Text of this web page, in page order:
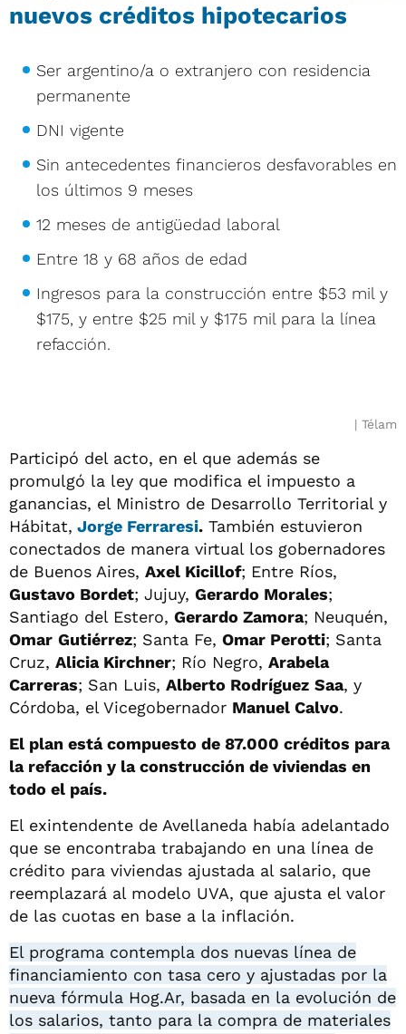
nuevos créditos hipotecarios
Ser argentino/a o extranjero con residencia
permanente
DNI vigente
Sin antecedentes financieros desfavorables en
los últimos 9 meses
12 meses de antigüedad laboral
Entre 18 y 68 años de edad
Ingresos para la construcción entre $53 mil y
$175, y entre $25 mil y $175 mil para la línea
refacción.
Télam
Participó del acto, en el que además se
promulgó la ley que modifica el impuesto a
ganancias, el Ministro de Desarrollo Territorial y
Hábitat, Jorge Ferraresi. También estuvieron
conectados de manera virtual los gobernadores
de Buenos Aires, Axel Kicillof; Entre Ríos,
Gustavo Bordet; Jujuy, Gerardo Morales;
Santiago del Estero, Gerardo Zamora; Neuquén,
Omar Gutiérrez; Santa Fe, Omar Perotti; Santa
Cruz, Alicia Kirchner; Río Negro, Arabela
Carreras; San Luis, Alberto Rodríguez Saa, y
Córdoba, el Vicegobernador Manuel Calvo.
El plan está compuesto de 87.000 créditos para
la refacción y la construcción de viviendas en
todo el país.
El exintendente de Avellaneda había adelantado
que se encontraba trabajando en una línea de
crédito para viviendas ajustada al salario, que
reemplazará al modelo UVA, que ajusta el valor
de las cuotas en base a la inflación.
El programa contempla dos nuevas línea de
financiamiento con tasa cero y ajustadas por la
nueva fórmula Hog.Ar, basada en la evolución de
los salarios, tanto para la compra de materiales